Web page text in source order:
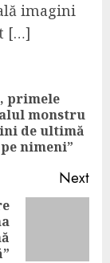
imagini
[…]
primele
monstru
de ultimă
nimeni”
Next